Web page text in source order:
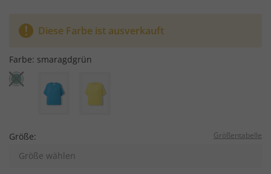
Diese Farbe ist ausverkauft
Farbe: smaragdgrün
Größe: Größentabelle
Größe wählen